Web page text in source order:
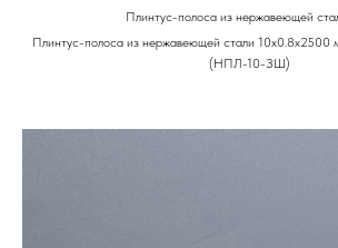
Плинтус-полоса из нержавеющей
Плинтус-полоса из нержавеющей стали 10х0.8х2500
(НПЛ-10-ЗШ)